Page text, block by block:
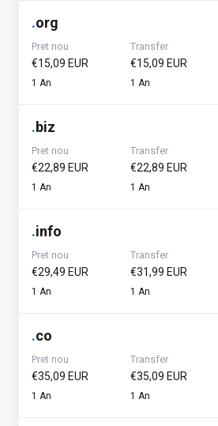
.org
Pret nou
€15,09 EUR
1 An
Transfer
€15,09 EUR
1 An
.biz
Pret nou
€22,89 EUR
1 An
Transfer
€22,89 EUR
1 An
.info
Pret nou
€29,49 EUR
1 An
Transfer
€31,99 EUR
1 An
.co
Pret nou
€35,09 EUR
1 An
Transfer
€35,09 EUR
1 An